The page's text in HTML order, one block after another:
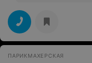
ПАРИКМАХЕРСКАЯ